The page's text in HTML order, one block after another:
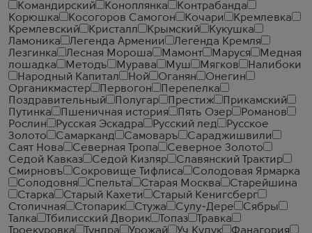
Командирский Коноплянка
Контрабанда
Корюшка
Косогоров Самогон Кочари
Кремлевка
Кремлевский
Кристалл Крымский
Кукушка
Ламоника
Легенда Армении
Легенда Кремля
Лезгинка
Лесная Мороша Мамонт Маруся
Медная
лошадка
Методъ Мурава Муш Мягков
Налибоки
Народный Капитал
Ной Оганян
Онегин
Органикмастер
Первогон
Перепелка
Поздравительный
Полугар Престиж
Прикамский
Путинка
Пшеничная история Пять Озер
Романов
Рослин
Русская Эскадра Русский лед
Русское
Золото
Самарканд Самоваръ
Сараджишвили
Саят Нова
Северная Тропа
Северное Золото
Седой Кавказ
Седой Кизляр
Славянский Трактир
Смирновъ
Сокровище Тифлиса
Солодовая Ярмарка
Солодовня
Спельта Старая Москва
Старейшина
Старка
Старый Кахети
Старый Кенигсберг
Столичная
Стопарик Стужа Сулу-Дере
Сябры
Талка
Тбилисский Дворик Топаз
Травка